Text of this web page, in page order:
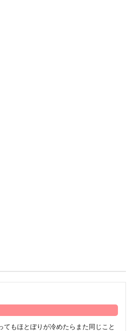
てもほとぼりが冷めたらまた同じこと